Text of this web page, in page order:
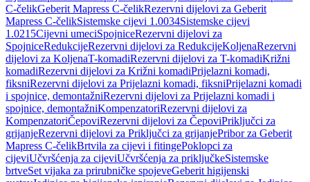
C-čelikGeberit Mapress C-čelikRezervni dijelovi za Geberit
Mapress C-čelikSistemske cijevi 1.0034Sistemske cijevi
1.0215Cijevni umeciSpojniceRezervni dijelovi za
SpojniceRedukcijeRezervni dijelovi za RedukcijeKoljenaRezervni
dijelovi za KoljenaT-komadiRezervni dijelovi za T-komadiKrižni
komadiRezervni dijelovi za Križni komadiPrijelazni komadi,
fiksniRezervni dijelovi za Prijelazni komadi, fiksniPrijelazni komadi
i spojnice, demontažniRezervni dijelovi za Prijelazni komadi i
spojnice, demontažniKompenzatoriRezervni dijelovi za
KompenzatoriČepoviRezervni dijelovi za ČepoviPriključci za
grijanjeRezervni dijelovi za Priključci za grijanjePribor za Geberit
Mapress C-čelikBrtvila za cijevi i fitingePoklopci za
cijeviUčvršćenja za cijeviUčvršćenja za priključkeSistemske
brtveSet vijaka za prirubničke spojeveGeberit higijenski